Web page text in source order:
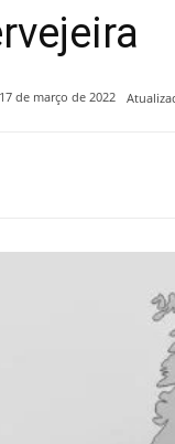
17 de março de 2022